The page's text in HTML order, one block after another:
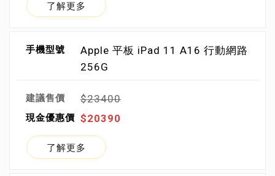
了解更多
Apple 平板 iPad 11 A16 行動網路
256G
$23400
$20390
了解更多